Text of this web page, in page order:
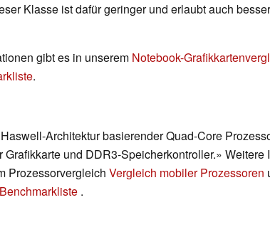
Klasse ist dafür geringer und erlaubt auch
gibt es in unserem Notebook-
.
Architektur basierender Quad-Core
Grafikkarte und DDR3-Speicherkontroller.» Weitere
Prozessorvergleich Vergleich mobiler Prozessoren
.